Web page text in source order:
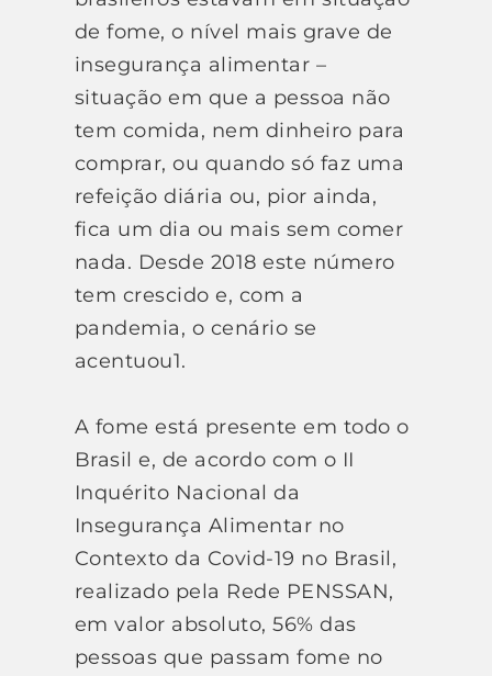
de fome, o nível mais grave de
insegurança alimentar –
situação em que a pessoa não
tem comida, nem dinheiro para
comprar, ou quando só faz uma
refeição diária ou, pior ainda,
fica um dia ou mais sem comer
nada. Desde 2018 este número
tem crescido e, com a
pandemia, o cenário se
acentuou1.
A fome está presente em todo o
Brasil e, de acordo com o II
Inquérito Nacional da
Insegurança Alimentar no
Contexto da Covid-19 no Brasil,
realizado pela Rede PENSSAN,
em valor absoluto, 56% das
pessoas que passam fome no